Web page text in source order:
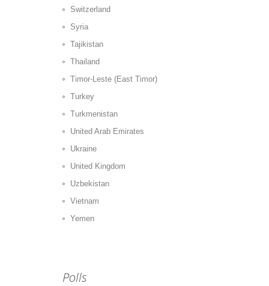
Switzerland
Syria
Tajikistan
Thailand
Timor-Leste (East Timor)
Turkey
Turkmenistan
United Arab Emirates
Ukraine
United Kingdom
Uzbekistan
Vietnam
Yemen
Polls